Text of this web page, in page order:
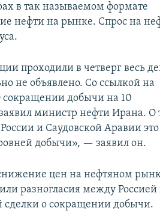
в так называемом формате
нефти на рынке. Спрос на
проходили в четверг весь
не объявлено. Со ссылкой на
добычи на 10
министр нефти Ирана. О
и Саудовской Аравии это
добычи», — заявил он.
цен на нефтяном
разногласия между Россией
сделки о сокращении добычи.